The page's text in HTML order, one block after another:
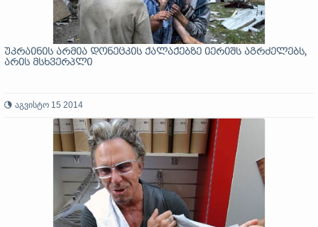
უკრაინის არმია დონეცკის ქალაქებზე იერიშს აგრძელებს,
არის მსხვერპლი
აგვისტო 15 2014